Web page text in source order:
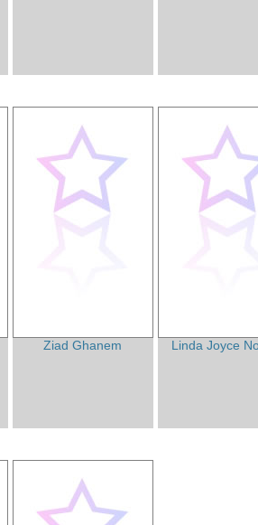
Ziad Ghanem Linda Joyce